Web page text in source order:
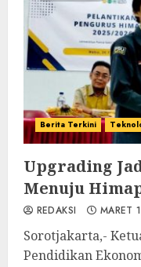
Berita Terkini
Upgrading
Menuju
REDAKSI MARET
Sorotjakarta,-
Pendidikan